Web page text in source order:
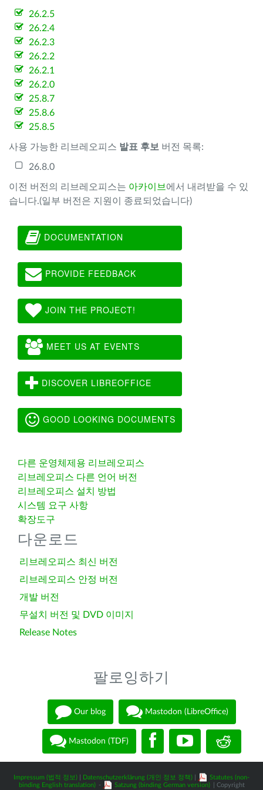
26.2.5
26.2.4
26.2.3
26.2.2
26.2.1
26.2.0
25.8.7
25.8.6
25.8.5
사용 가능한 리브레오피스 발표 후보 버전 목록:
26.8.0
이전 버전의 리브레오피스는 아카이브 에서 내려받을 수 있
습니다.(일부 버전은 지원이 종료되었습니다)
DOCUMENTATION
PROVIDE FEEDBACK
JOIN THE PROJECT!
MEET US AT EVENTS
DISCOVER LIBREOFFICE
GOOD LOOKING DOCUMENTS
다른 운영체제용 리브레오피스
리브레오피스 다른 언어 버전
리브레오피스 설치 방법
시스템 요구 사항
확장도구
다운로드
리브레오피스 최신 버전
리브레오피스 안정 버전
개발 버전
무설치 버전 및 DVD 이미지
Release Notes
팔로잉하기
Our blog Mastodon (LibreOffice)
Mastodon (TDF)
Impressum (법적 정보) Datenschutzerklärung (개인 정보 정책)
Statutes (non-
binding English translation) - Satzung (binding German version)
| Copyright